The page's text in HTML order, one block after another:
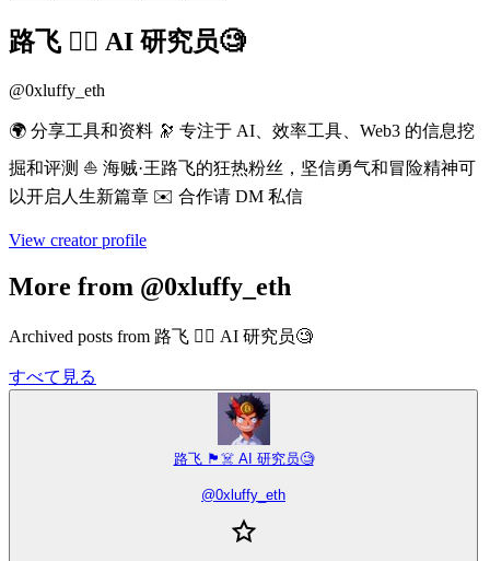
路飞 🏴‍☠️ AI 研究员🧐
@0xluffy_eth
🌍 分享工具和资料 🔭 专注于 AI、效率工具、Web3 的信息挖
掘和评测 ⛵️ 海贼·王路飞的狂热粉丝，坚信勇气和冒险精神可
以开启人生新篇章 ✉️ 合作请 DM 私信
View creator profile
More from @0xluffy_eth
Archived posts from 路飞 🏴‍☠️ AI 研究员🧐
すべて見る
路飞 🏴‍☠️ AI 研究员🧐
@0xluffy_eth